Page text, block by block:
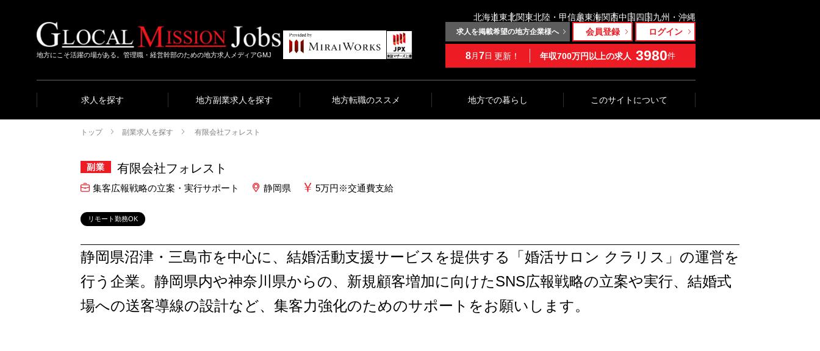
地方にこそ活躍の場がある。管理職・経営幹部のための地方求人メディアGMJ
北海道東北関東北陸・甲信越東海関西中国四国九州・沖縄
求人を掲載希望の地方企業様へ 会員登録 ログイン
8月 7日 更新！ 年収700万円以上の求人 3980件
求人を探す 地方副業求人を探す 地方転職のススメ 地方での暮らし このサイトについて
トップ 副業求人を探す 有限会社フォレスト
副業 有限会社フォレスト
集客広報戦略の立案・実行サポート 静岡県 5万円※交通費支給
リモート勤務OK
静岡県沼津・三島市を中心に、結婚活動支援サービスを提供する「婚活サロン クラリス」の運営を
行う企業。静岡県内や神奈川県からの、新規顧客増加に向けたSNS広報戦略の立案や実行、結婚式
場への送客導線の設計など、集客力強化のためのサポートをお願いします。